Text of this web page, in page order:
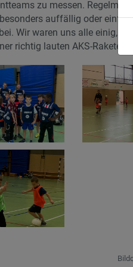
zu messen.
auffällig oder
Wir waren uns alle einig,
richtig lauten AKS-Rakete.